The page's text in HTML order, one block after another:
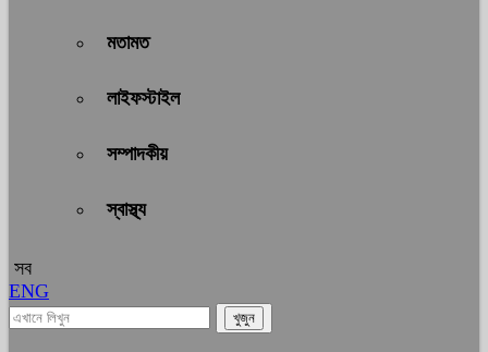
মতামত
লাইফস্টাইল
সম্পাদকীয়
স্বাস্থ্য
সব
ENG